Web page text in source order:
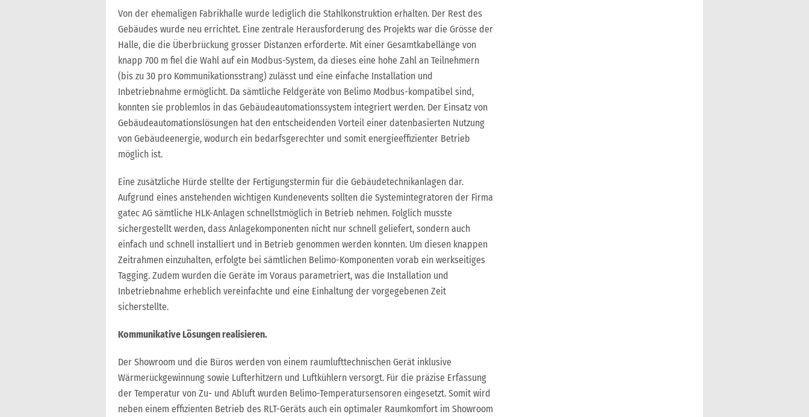
Von der ehemaligen Fabrikhalle wurde lediglich die Stahlkonstruktion erhalten. Der Rest des
Gebäudes wurde neu errichtet. Eine zentrale Herausforderung des Projekts war die Grösse der
Halle, die die Überbrückung grosser Distanzen erforderte. Mit einer Gesamtkabellänge von
knapp 700 m fiel die Wahl auf ein Modbus-System, da dieses eine hohe Zahl an Teilnehmern
(bis zu 30 pro Kommunikationsstrang) zulässt und eine einfache Installation und
Inbetriebnahme ermöglicht. Da sämtliche Feldgeräte von Belimo Modbus-kompatibel sind,
konnten sie problemlos in das Gebäudeautomationssystem integriert werden. Der Einsatz von
Gebäudeautomationslösungen hat den entscheidenden Vorteil einer datenbasierten Nutzung
von Gebäudeenergie, wodurch ein bedarfsgerechter und somit energieeffizienter Betrieb
möglich ist.
Eine zusätzliche Hürde stellte der Fertigungstermin für die Gebäudetechnikanlagen dar.
Aufgrund eines anstehenden wichtigen Kundenevents sollten die Systemintegratoren der Firma
gatec AG sämtliche HLK-Anlagen schnellstmöglich in Betrieb nehmen. Folglich musste
sichergestellt werden, dass Anlagekomponenten nicht nur schnell geliefert, sondern auch
einfach und schnell installiert und in Betrieb genommen werden konnten. Um diesen knappen
Zeitrahmen einzuhalten, erfolgte bei sämtlichen Belimo-Komponenten vorab ein werkseitiges
Tagging. Zudem wurden die Geräte im Voraus parametriert, was die Installation und
Inbetriebnahme erheblich vereinfachte und eine Einhaltung der vorgegebenen Zeit
sicherstellte.
Kommunikative Lösungen realisieren.
Der Showroom und die Büros werden von einem raumlufttechnischen Gerät inklusive
Wärmerückgewinnung sowie Lufterhitzern und Luftkühlern versorgt. Für die präzise Erfassung
der Temperatur von Zu- und Abluft wurden Belimo-Temperatursensoren eingesetzt. Somit wird
neben einem effizienten Betrieb des RLT-Geräts auch ein optimaler Raumkomfort im Showroom